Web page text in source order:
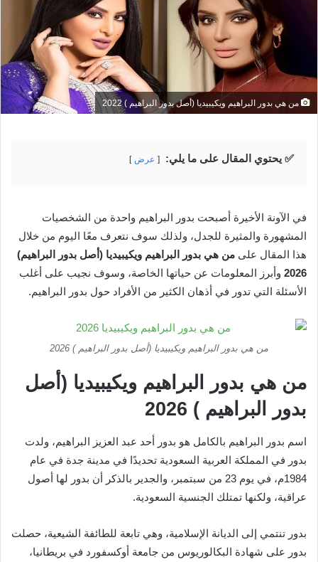
من هي بدور البراهيم ويكيبيديا (أصل بدور البراهيم ) 2022
✅ يحتوي المقال على ما يلي: عرض
في الآونة الأخيرة أصبحت بدور البراهيم واحدة من الشخصيات
المشهورة والمثيرة للجدل، ولذلك سوف نتعرف معًا اليوم من خلال
هذا المقال على من هي بدور البراهيم ويكيبيديا (أصل بدور البراهيم)
2026 وأبرز المعلومات عن حياتها الخاصة، وسوف نجيب على أغلب
الأسئلة التي تدور في أذهان الكثير من الأفراد حول بدور البراهيم.
من هي بدور البراهيم ويكيبيديا (أصل بدور البراهيم ) 2026
من هي بدور البراهيم ويكيبيديا (أصل
بدور البراهيم ) 2026
اسم بدور البراهيم بالكامل هو بدور أحد عبد العزيز البراهيم، ولدت
بدور في المملكة العربية السعودية تحديدًا في مدينة جدة في عام
1984م، في يوم 23 من سبتمبر، والجدير بالذكر أن بدور لها أصول
عراقية، ولكنها تمتلك الجنسية السعودية.
بدور تنتمي إلى الديانة الإسلامية، وهي تابعة للطائفة الشيعية، حصلت
بدور على شهادة البكالوريوس من جامعة أوكسفورد في بريطانيا،